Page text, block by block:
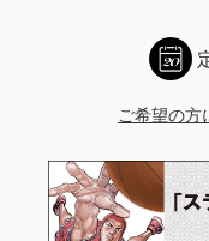
ご希望の方